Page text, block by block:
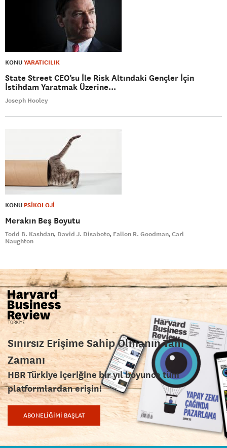
KONUYARATICILIK
State Street CEO’su İle Risk Altındaki Gençler İçin
İstihdam Yaratmak Üzerine...
Joseph Hooley
KONU PSİKOLOJİ
Merakın Beş Boyutu
Todd B. Kashdan David J. Disaboto Fallon R. Goodman Carl
Naughton
Sınırsız Erişime Sahip Olmanın Tam
Zamanı
HBR Türkiye içeriğine bir yıl boyunca tüm
platformlardan erişin!
ABONELİĞİMİ BAŞLAT